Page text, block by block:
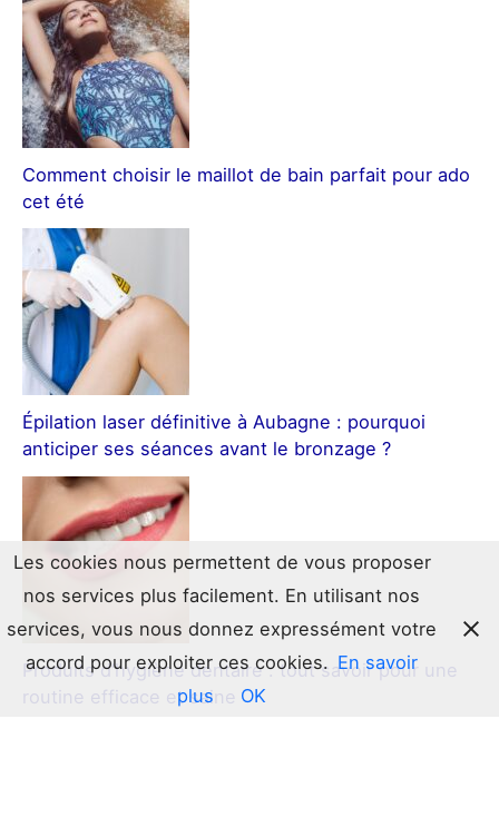
Comment choisir le maillot de bain parfait pour ado
cet été
Épilation laser définitive à Aubagne : pourquoi
anticiper ses séances avant le bronzage ?
Produits d’hygiène dentaire : tout savoir pour une
routine efficace et saine
Les cookies nous permettent de vous proposer
nos services plus facilement. En utilisant nos
services, vous nous donnez expressément votre
accord pour exploiter ces cookies. En savoir
plus
OK